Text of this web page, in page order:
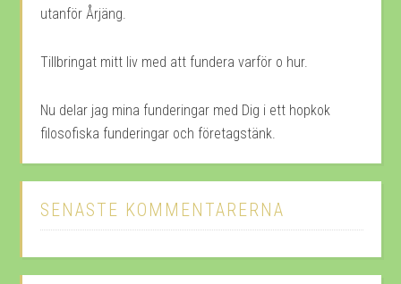
utanför Årjäng.
Tillbringat mitt liv med att fundera varför o hur.
Nu delar jag mina funderingar med Dig i ett hopkok
filosofiska funderingar och företagstänk.
SENASTE KOMMENTARERNA